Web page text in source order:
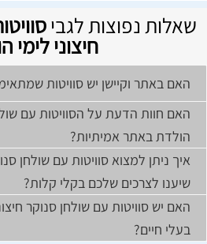
שאלות נפוצות לגבי
חיצוני לימי
האם באתר וקיישן יש סוויטות
האם חוות הדעת על הסוויטות עם
הולדת באתר אמיתיות?
איך ניתן למצוא סוויטות עם שולחן
שיענו לצרכים שלכם בקלי קלות?
האם יש סוויטות עם שולחן סנוקר
בעלי חיים?